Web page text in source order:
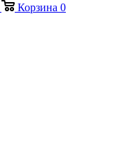
Корзина 0